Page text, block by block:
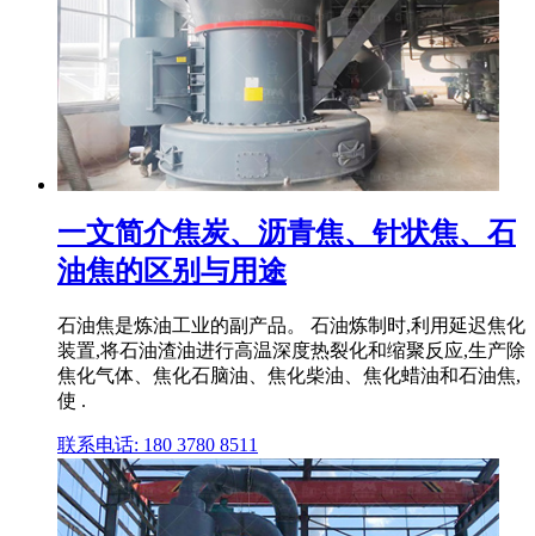
一文简介焦炭、沥青焦、针状焦、石
油焦的区别与用途
石油焦是炼油工业的副产品。 石油炼制时,利用延迟焦化
装置,将石油渣油进行高温深度热裂化和缩聚反应,生产除
焦化气体、焦化石脑油、焦化柴油、焦化蜡油和石油焦,
使 .
联系电话: 180 3780 8511